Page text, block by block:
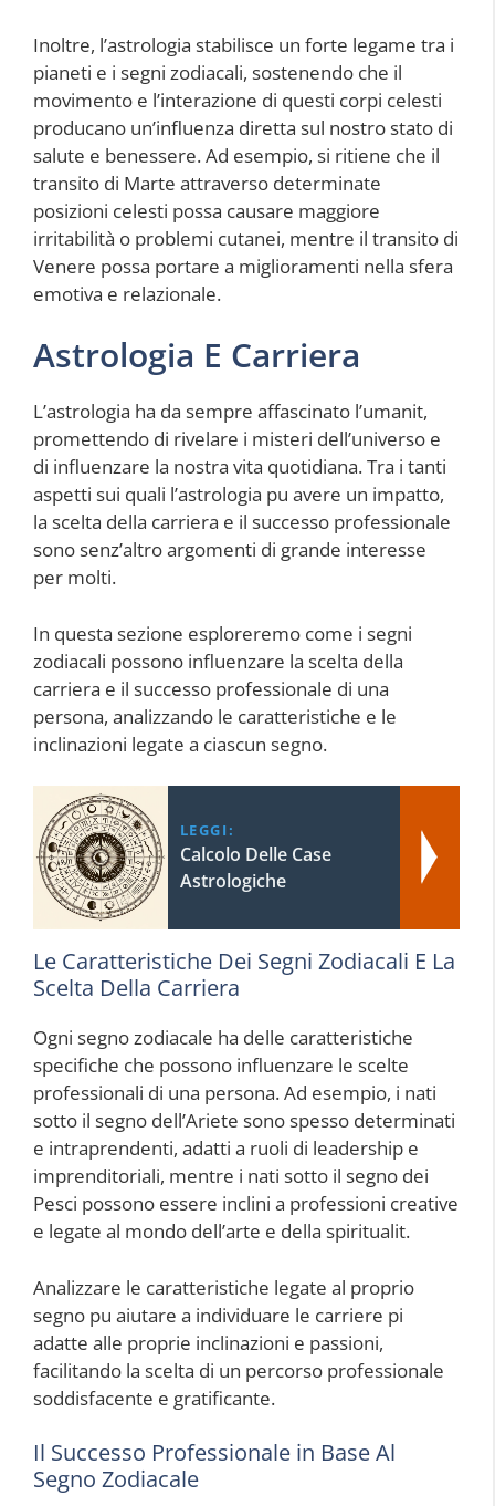
Inoltre, l’astrologia stabilisce un forte legame tra i
pianeti e i segni zodiacali, sostenendo che il
movimento e l’interazione di questi corpi celesti
producano un’influenza diretta sul nostro stato di
salute e benessere. Ad esempio, si ritiene che il
transito di Marte attraverso determinate
posizioni celesti possa causare maggiore
irritabilità o problemi cutanei, mentre il transito di
Venere possa portare a miglioramenti nella sfera
emotiva e relazionale.
Astrologia E Carriera
L’astrologia ha da sempre affascinato l’umanit,
promettendo di rivelare i misteri dell’universo e
di influenzare la nostra vita quotidiana. Tra i tanti
aspetti sui quali l’astrologia pu avere un impatto,
la scelta della carriera e il successo professionale
sono senz’altro argomenti di grande interesse
per molti.
In questa sezione esploreremo come i segni
zodiacali possono influenzare la scelta della
carriera e il successo professionale di una
persona, analizzando le caratteristiche e le
inclinazioni legate a ciascun segno.
LEGGI:
Calcolo Delle Case
Astrologiche
Le Caratteristiche Dei Segni Zodiacali E La
Scelta Della Carriera
Ogni segno zodiacale ha delle caratteristiche
specifiche che possono influenzare le scelte
professionali di una persona. Ad esempio, i nati
sotto il segno dell’Ariete sono spesso determinati
e intraprendenti, adatti a ruoli di leadership e
imprenditoriali, mentre i nati sotto il segno dei
Pesci possono essere inclini a professioni creative
e legate al mondo dell’arte e della spiritualit.
Analizzare le caratteristiche legate al proprio
segno pu aiutare a individuare le carriere pi
adatte alle proprie inclinazioni e passioni,
facilitando la scelta di un percorso professionale
soddisfacente e gratificante.
Il Successo Professionale in Base Al
Segno Zodiacale